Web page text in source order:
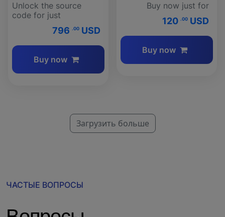
Unlock the source
code for just
796 .00 USD
Buy now
Buy now just for
120 .00 USD
Buy now
Загрузить больше
ЧАСТЫЕ ВОПРОСЫ